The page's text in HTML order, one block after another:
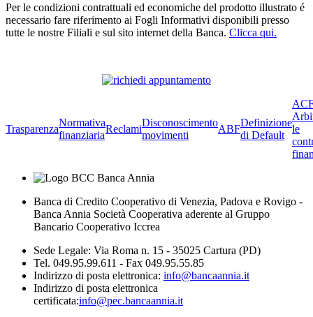
Per le condizioni contrattuali ed economiche del prodotto illustrato é
necessario fare riferimento ai Fogli Informativi disponibili presso
tutte le nostre Filiali e sul sito internet della Banca. Clicca qui.
Trasparenza
Normativa
finanziaria
Reclami
Disconoscimento
movimenti
ABF
Definizione
di Default
le
Banca di Credito Cooperativo di Venezia, Padova e Rovigo -
Banca Annia Società Cooperativa aderente al Gruppo
Bancario Cooperativo Iccrea
Sede Legale: Via Roma n. 15 - 35025 Cartura (PD)
Tel. 049.95.99.611 - Fax 049.95.55.85
Indirizzo di posta elettronica: info@bancaannia.it
Indirizzo di posta elettronica
certificata:info@pec.bancaannia.it